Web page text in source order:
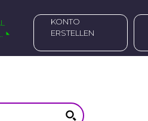
KONTO
ERSTELLEN